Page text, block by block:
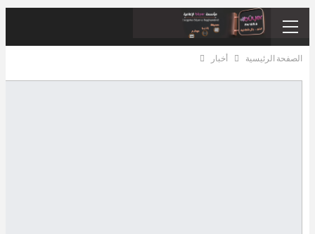
الصفحة الرئيسية أخبار